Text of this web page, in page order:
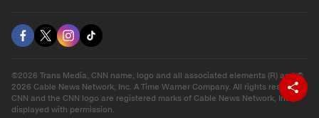
©2026 Trans Media, CNN name, logo and all associated elements (R) and ©
2026 Cable News Network, Inc. A Time Warner Company. All rights reserved.
CNN and the CNN logo are registered marks of Cable News Network, Inc.,
displayed with permission.